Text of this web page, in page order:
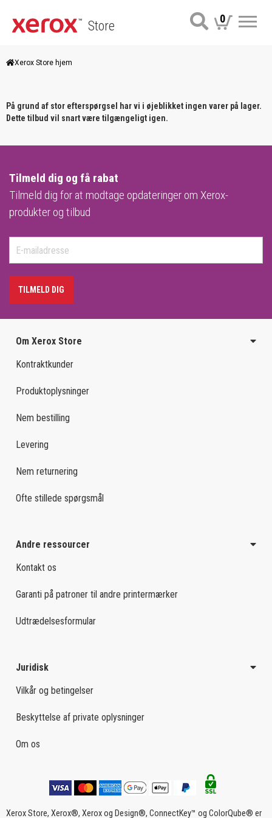
Store 0
Xerox Store hjem
På grund af stor efterspørgsel har vi i øjeblikket ingen varer på lager.
Dette tilbud vil snart være tilgængeligt igen.
Tilmeld dig og få rabat
Tilmeld dig for at modtage opdateringer om Xerox-
produkter og tilbud
TILMELD DIG
Om Xerox Store
Kontraktkunder
Produktoplysninger
Nem bestilling
Levering
Nem returnering
Ofte stillede spørgsmål
Andre ressourcer
Kontakt os
Garanti på patroner til andre printermærker
Udtrædelsesformular
Juridisk
Vilkår og betingelser
Beskyttelse af private oplysninger
Om os
Xerox Store, Xerox®, Xerox og Design®, ConnectKey™ og ColorQube® er